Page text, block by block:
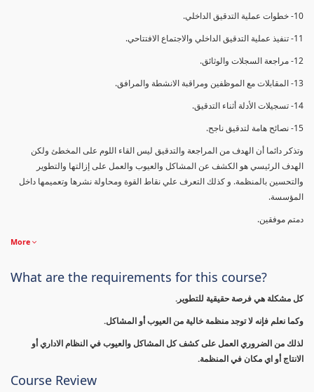
10- خطوات عملية التدقيق الداخلي.
11- تنفيذ عملية التدقيق الداخلي والاجتماع الافتتاحي.
12- مراجعة السجلات والوثائق.
13- المقابلات مع الموظفين ومراقبة الانشطة والمرافق.
14- تسجيلات الأدلة أثناء التدقيق.
15- نصائح هامة لتدقيق ناجح.
وتذكر دائما أن الهدف من المراجعة والتدقيق ليس القاء اللوم على المخطئ ولكن
الهدف الرئيسي هو الكشف عن المشاكل والعيوب والعمل على إزالتها والتطوير
والتحسين بالمنظمة. و كذلك التعرف علي نقاط القوة ومحاولة نشرها وتعميمها داخل
المؤسسة.
دمتم موفقين.
More
What are the requirements for this course?
كل مشكلة هي فرصة حقيقية للتطوير.
وكما نعلم فإنه لا توجد منظمة خالية من العيوب أو المشاكل.
لذلك من الضروري العمل على كشف كل المشاكل والعيوب في النظام الاداري أو
الانتاج أو اي مكان في المنظمة.
Course Review